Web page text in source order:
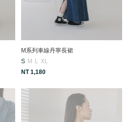
M系列車線丹寧長裙
S M L
XL
NT 1,180